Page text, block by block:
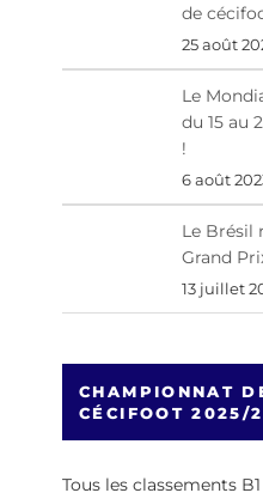
de
25 août
Le
du 15 au
!
6 août
Le Brésil
Grand
13 juillet
CHAMPIONNAT
CÉCIFOOT 2025/
Tous les classements